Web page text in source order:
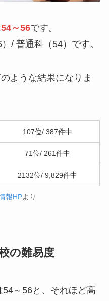
54～56です。
/ 普通科（54）です。
ような結果になりま
107位/ 387件中
71位/ 261件中
2132位/ 9,829件中
報HPより
の難易度
54～56と、それほど高